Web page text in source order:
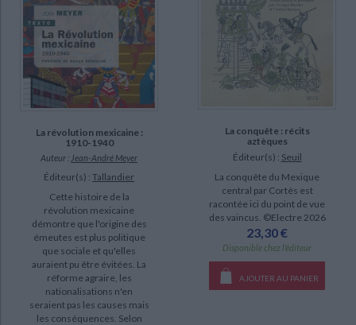
Baudot, Georges (2)
Lassus, Jean-Marie (2)
Pérez Siller, Javier (2)
SUPPORT
livre (41)
poche (8)
IAD (1)
SÉRIE
Les Français au Mexique : XVIIe-XXIe siècle (2)
Pancho Villa : roman d'une vie (2)
Danse avec les dieux : mille ans de civilisations mésoaméricaines des
Mayas aux Aztèques : mélanges en l'honneur de Jacques Soustelle (1)
La révolution mexicaine :
1910-1940
Auteur : Jean-André Meyer
Éditeur(s) : Tallandier
Cette histoire de la
révolution mexicaine
démontre que l'origine des
émeutes est plus politique
que sociale et qu'elles
auraient pu être évitées. La
réforme agraire, les
nationalisations n'en
seraient pas les causes mais
les conséquences. Selon
La conquête : récits
aztèques
Éditeur(s) : Seuil
La conquête du Mexique
central par Cortès est
racontée ici du point de vue
des vaincus. ©Electre 2026
23,30 €
Disponible chez l'éditeur
AJOUTER AU PANIER